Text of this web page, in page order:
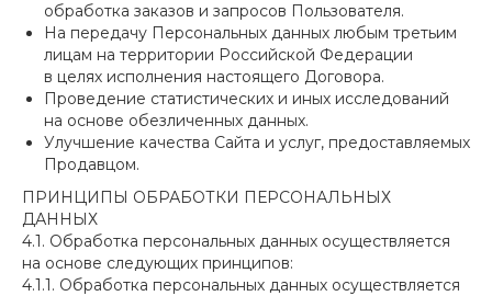
обработка заказов и запросов Пользователя.
На передачу Персональных данных любым третьим
лицам на территории Российской Федерации
в целях исполнения настоящего Договора.
Проведение статистических и иных исследований
на основе обезличенных данных.
Улучшение качества Сайта и услуг, предоставляемых
Продавцом.
ПРИНЦИПЫ ОБРАБОТКИ ПЕРСОНАЛЬНЫХ
ДАННЫХ
4.1. Обработка персональных данных осуществляется
на основе следующих принципов:
4.1.1. Обработка персональных данных осуществляется